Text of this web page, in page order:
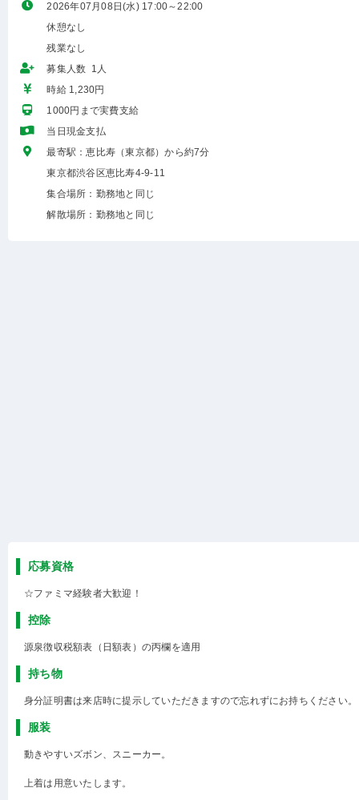
2026年07月08日(水) 17:00～22:00
休憩なし
残業なし
募集人数 1人
時給 1,230円
1000円まで実費支給
当日現金支払
最寄駅：恵比寿（東京都）から約7分
東京都渋谷区恵比寿4-9-11
集合場所：勤務地と同じ
解散場所：勤務地と同じ
応募資格
☆ファミマ経験者大歓迎！
控除
源泉徴収税額表（日額表）の丙欄を適用
持ち物
身分証明書は来店時に提示していただきますので忘れずにお持ちください。
服装
動きやすいズボン、スニーカー。
上着は用意いたします。